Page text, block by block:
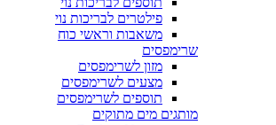
פילטרים לבריכות נוי
משאבות וראשי כוח
שרימפסים
מזון לשרימפסים
מצעים לשרימפסים
תוספים לשרימפסים
מותגים מים מתוקים